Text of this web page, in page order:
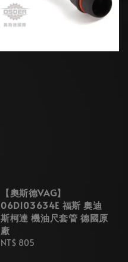
【奧斯德VAG】
06D103634E 福斯 奧迪
斯柯達 機油尺套管 德國原
廠
Regular
NT$ 805